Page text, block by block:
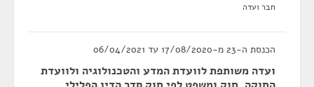
חבר ועדה
הכנסת ה-23 מ-17/08/2020 עד 06/04/2021
ועדה משותפת לוועדת המדע והטכנולוגיה ולוועדת